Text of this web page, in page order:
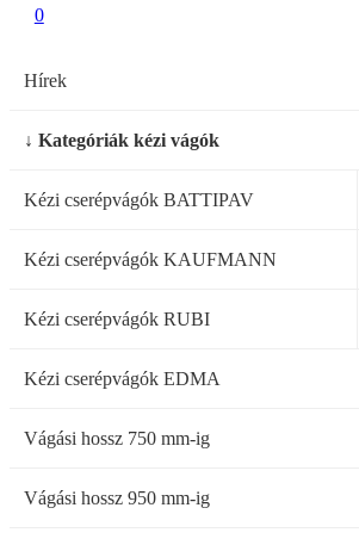
0
Hírek
↓ Kategóriák kézi vágók
Kézi cserépvágók BATTIPAV
Kézi cserépvágók KAUFMANN
Kézi cserépvágók RUBI
Kézi cserépvágók EDMA
Vágási hossz 750 mm-ig
Vágási hossz 950 mm-ig